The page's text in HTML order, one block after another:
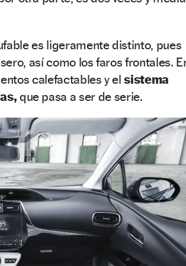
es ligeramente distinto, pues
así como los faros frontales.
calefactables y elsistema
que pasa a ser de serie.